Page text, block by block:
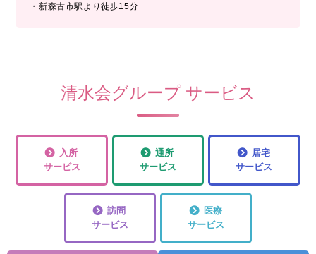
・新森古市駅より徒歩15分
清水会グループ サービス
入所
サービス
通所
サービス
居宅
サービス
訪問
サービス
医療
サービス